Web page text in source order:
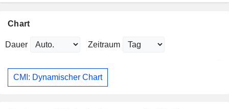
Chart
Dauer Zeitraum
CMI: Dynamischer Chart